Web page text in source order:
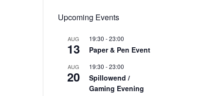
Upcoming Events
AUG
13
19:30 -23:00
Paper & Pen Event
AUG
20
19:30 -23:00
Spillowend /
Gaming Evening